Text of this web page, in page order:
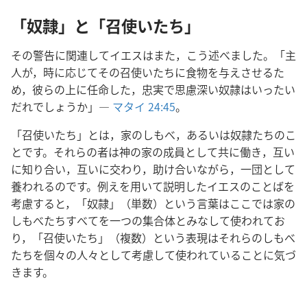
「奴隷」と「召使いたち」
その警告に関連してイエスはまた，こう述べました。「主
人が，時に応じてその召使いたちに食物を与えさせるた
め，彼らの上に任命した，忠実で思慮深い奴隷はいったい
だれでしょうか」― マタイ 24:45。
「召使いたち」とは，家のしもべ，あるいは奴隷たちのこ
とです。それらの者は神の家の成員として共に働き，互い
に知り合い，互いに交わり，助け合いながら，一団として
養われるのです。例えを用いて説明したイエスのことばを
考慮すると，「奴隷」（単数）という言葉はここでは家の
しもべたちすべてを一つの集合体とみなして使われてお
り，「召使いたち」（複数）という表現はそれらのしもべ
たちを個々の人々として考慮して使われていることに気づ
きます。